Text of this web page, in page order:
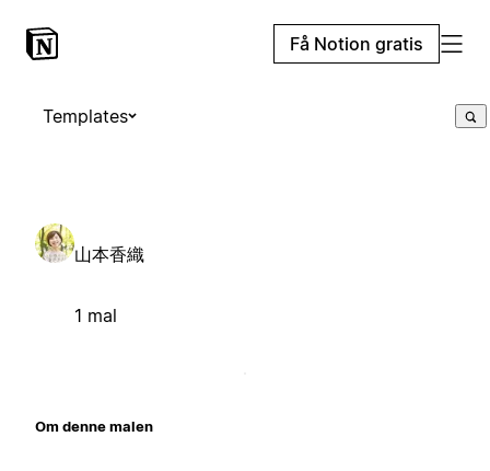
Få Notion gratis
Templates
山本香織
1 mal
Om denne malen